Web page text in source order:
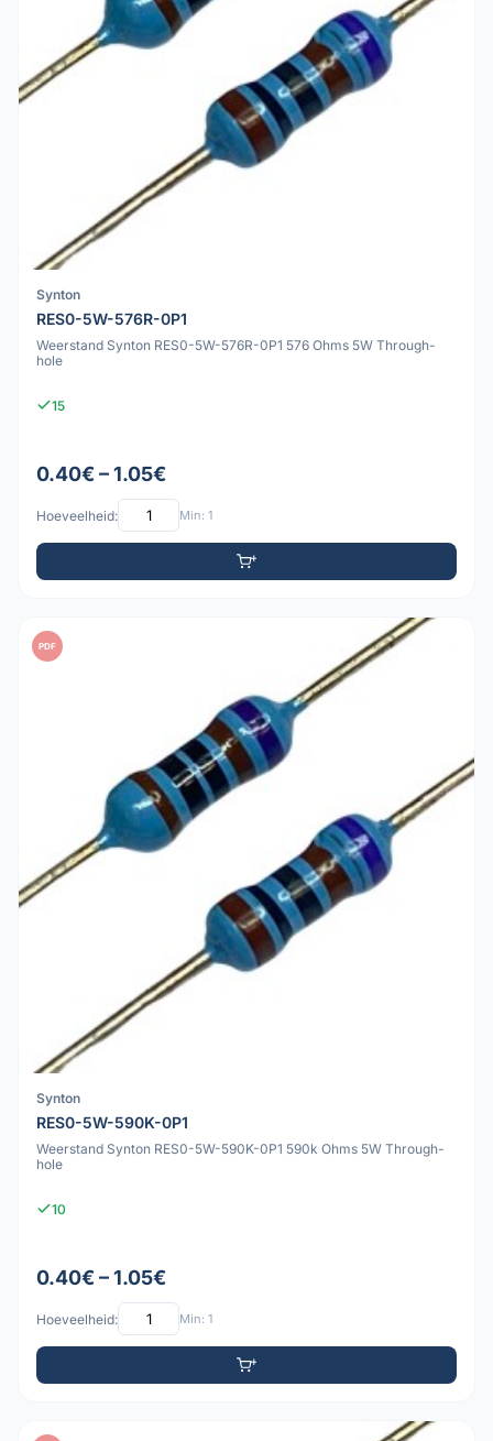
Synton
RES0-5W-576R-0P1
Weerstand Synton RES0-5W-576R-0P1 576 Ohms 5W Through-
hole
15
0.40€ – 1.05€
Hoeveelheid: Min: 1
PDF
Synton
RES0-5W-590K-0P1
Weerstand Synton RES0-5W-590K-0P1 590k Ohms 5W Through-
hole
10
0.40€ – 1.05€
Hoeveelheid: Min: 1